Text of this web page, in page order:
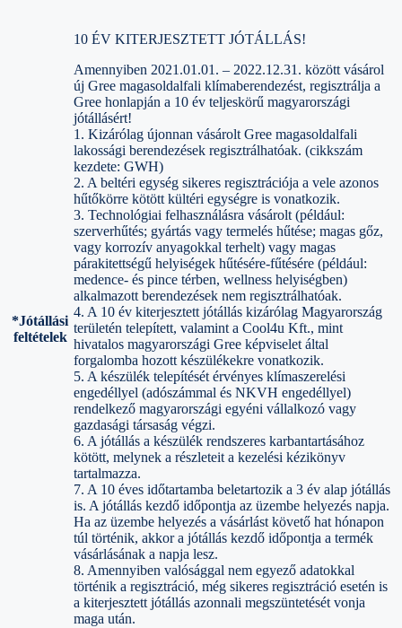
*Jótállási
feltételek
10 ÉV KITERJESZTETT JÓTÁLLÁS!
Amennyiben 2021.01.01. – 2022.12.31. között vásárol
új Gree magasoldalfali klímaberendezést, regisztrálja a
Gree honlapján a 10 év teljeskörű magyarországi
jótállásért!
1. Kizárólag újonnan vásárolt Gree magasoldalfali
lakossági berendezések regisztrálhatóak. (cikkszám
kezdete: GWH)
2. A beltéri egység sikeres regisztrációja a vele azonos
hűtőkörre kötött kültéri egységre is vonatkozik.
3. Technológiai felhasználásra vásárolt (például:
szerverhűtés; gyártás vagy termelés hűtése; magas gőz,
vagy korrozív anyagokkal terhelt) vagy magas
párakitettségű helyiségek hűtésére-fűtésére (például:
medence- és pince térben, wellness helyiségben)
alkalmazott berendezések nem regisztrálhatóak.
4. A 10 év kiterjesztett jótállás kizárólag Magyarország
területén telepített, valamint a Cool4u Kft., mint
hivatalos magyarországi Gree képviselet által
forgalomba hozott készülékekre vonatkozik.
5. A készülék telepítését érvényes klímaszerelési
engedéllyel (adószámmal és NKVH engedéllyel)
rendelkező magyarországi egyéni vállalkozó vagy
gazdasági társaság végzi.
6. A jótállás a készülék rendszeres karbantartásához
kötött, melynek a részleteit a kezelési kézikönyv
tartalmazza.
7. A 10 éves időtartamba beletartozik a 3 év alap jótállás
is. A jótállás kezdő időpontja az üzembe helyezés napja.
Ha az üzembe helyezés a vásárlást követő hat hónapon
túl történik, akkor a jótállás kezdő időpontja a termék
vásárlásának a napja lesz.
8. Amennyiben valósággal nem egyező adatokkal
történik a regisztráció, még sikeres regisztráció esetén is
a kiterjesztett jótállás azonnali megszüntetését vonja
maga után.